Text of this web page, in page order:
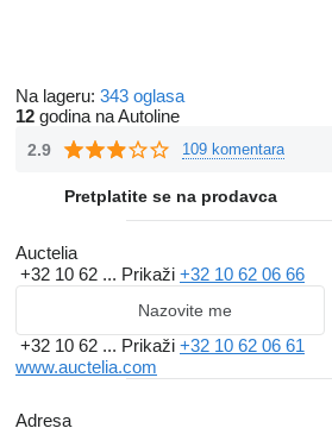
Na lageru: 343 oglasa
12 godina na Autoline
2.9 109 komentara
Pretplatite se na prodavca
Auctelia
+32 10 62 ... Prikaži +32 10 62 06 66
Nazovite me
+32 10 62 ... Prikaži +32 10 62 06 61
www.auctelia.com
Adresa